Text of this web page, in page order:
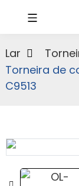
Lar
Torneira de
C9513